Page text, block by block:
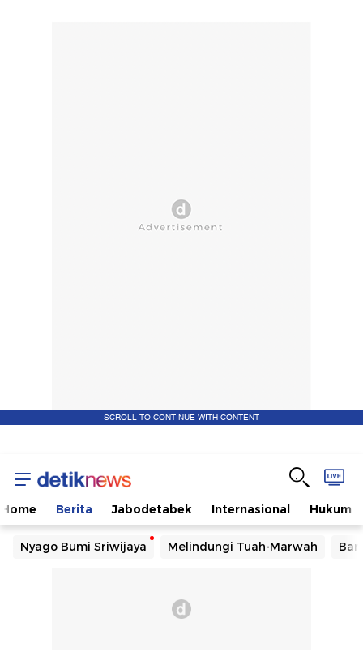
SCROLL TO CONTINUE WITH CONTENT
Home Berita Jabodetabek Internasional Hukum
Nyago Bumi Sriwijaya Melindungi Tuah-Marwah